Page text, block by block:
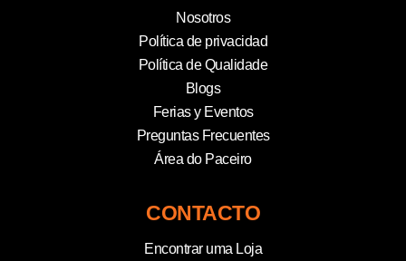
Nosotros
Política de privacidad
Política de Qualidade
Blogs
Ferias y Eventos
Preguntas Frecuentes
Área do Paceiro
CONTACTO
Encontrar uma Loja